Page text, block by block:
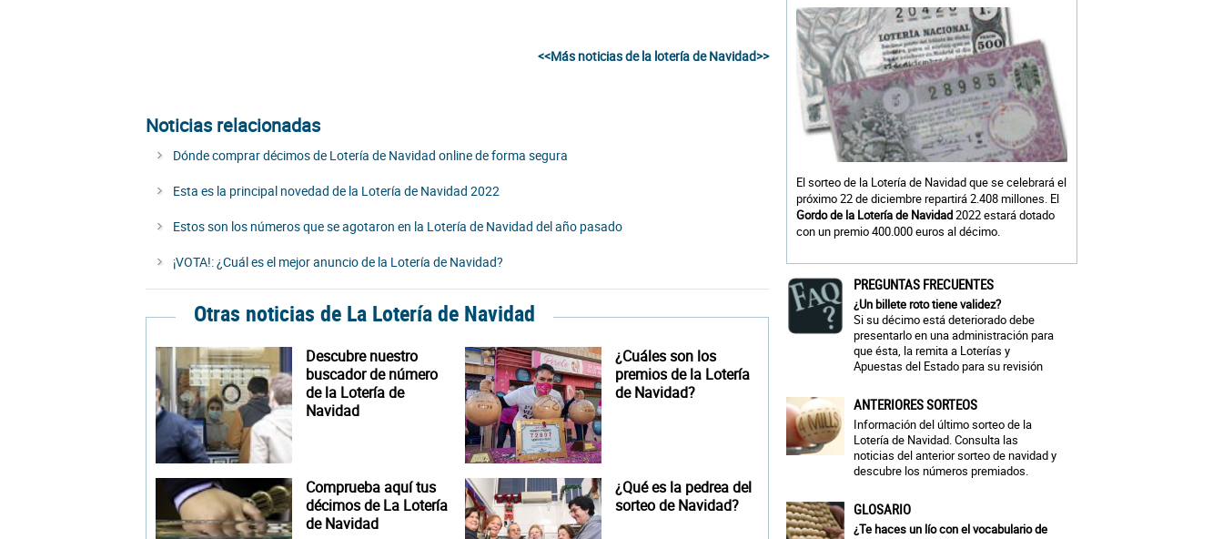
<<Más noticias de la lotería de Navidad>>
Noticias relacionadas
Dónde comprar décimos de Lotería de Navidad online de forma segura
Esta es la principal novedad de la Lotería de Navidad 2022
Estos son los números que se agotaron en la Lotería de Navidad del año pasado
¡VOTA!: ¿Cuál es el mejor anuncio de la Lotería de Navidad?
Otras noticias de La Lotería de Navidad
Descubre nuestro
buscador de número
de la Lotería de
Navidad
¿Cuáles son los
premios de la Lotería
de Navidad?
Comprueba aquí tus
décimos de La Lotería
de Navidad
¿Qué es la pedrea del
sorteo de Navidad?
El sorteo de la Lotería de Navidad que se celebrará el
próximo 22 de diciembre repartirá 2.408 millones. El
Gordo de la Lotería de Navidad2022 estará dotado
con un premio 400.000 euros al décimo.
PREGUNTAS FRECUENTES
¿Un billete roto tiene validez?
Si su décimo está deteriorado debe
presentarlo en una administración para
que ésta, la remita a Loterías y
Apuestas del Estado para su revisión
ANTERIORES SORTEOS
Información del último sorteo de la
Lotería de Navidad. Consulta las
noticias del anterior sorteo de navidad y
descubre los números premiados.
GLOSARIO
¿Te haces un lío con el vocabulario de